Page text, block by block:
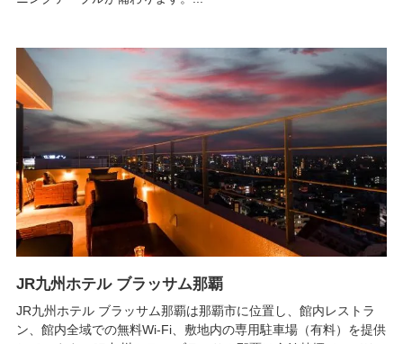
JR九州ホテル ブラッサム那覇
JR九州ホテル ブラッサム那覇は那覇市に位置し、館内レストラ
ン、館内全域での無料Wi-Fi、敷地内の専用駐車場（有料）を提供